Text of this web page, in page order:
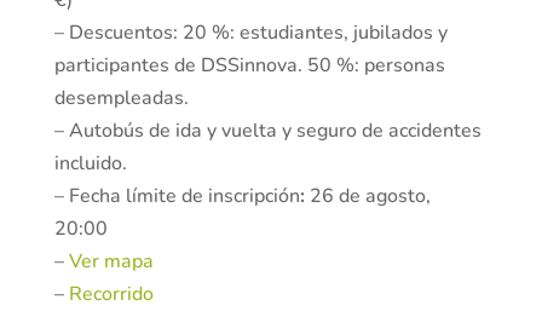
– Descuentos: 20 %: estudiantes, jubilados y
participantes de DSSinnova. 50 %: personas
desempleadas.
– Autobús de ida y vuelta y seguro de accidentes
incluido.
– Fecha límite de inscripción: 26 de agosto,
20:00
–Ver mapa
– Recorrido